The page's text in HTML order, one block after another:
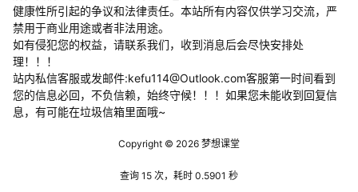
健康性所引起的争议和法律责任。本站所有内容仅供学习交流，严
禁用于商业用途或者非法用途。
​如有侵犯您的权益，请联系我们，收到消息后会尽快安排处
理！！！
站内私信客服或发邮件:kefu114@Outlook.com客服第一时间看到
您的信息必回，不负信赖，始终守候！！！如果您未能收到回复信
息，有可能在垃圾信箱里面哦~
Copyright © 2026 梦想课堂
查询 15 次，耗时 0.5901 秒